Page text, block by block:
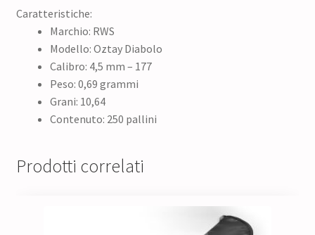
Caratteristiche:
Marchio: RWS
Modello: Oztay Diabolo
Calibro: 4,5 mm – 177
Peso: 0,69 grammi
Grani: 10,64
Contenuto: 250 pallini
Prodotti correlati